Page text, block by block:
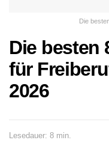
Die
Die besten
für
2026
Lesedauer: 8 min.